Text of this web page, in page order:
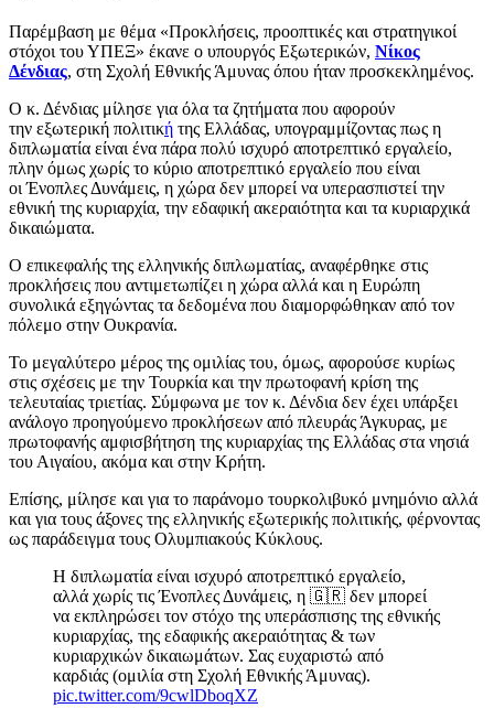
Παρέμβαση με θέμα «Προκλήσεις, προοπτικές και στρατηγικοί
στόχοι του ΥΠΕΞ» έκανε ο υπουργός Εξωτερικών, Νίκος
Δένδιας, στη Σχολή Εθνικής Άμυνας όπου ήταν προσκεκλημένος.
Ο κ. Δένδιας μίλησε για όλα τα ζητήματα που αφορούν
την εξωτερική πολιτική της Ελλάδας, υπογραμμίζοντας πως η
διπλωματία είναι ένα πάρα πολύ ισχυρό αποτρεπτικό εργαλείο,
πλην όμως χωρίς το κύριο αποτρεπτικό εργαλείο που είναι
οι Ένοπλες Δυνάμεις, η χώρα δεν μπορεί να υπερασπιστεί την
εθνική της κυριαρχία, την εδαφική ακεραιότητα και τα κυριαρχικά
δικαιώματα.
Ο επικεφαλής της ελληνικής διπλωματίας, αναφέρθηκε στις
προκλήσεις που αντιμετωπίζει η χώρα αλλά και η Ευρώπη
συνολικά εξηγώντας τα δεδομένα που διαμορφώθηκαν από τον
πόλεμο στην Ουκρανία.
Το μεγαλύτερο μέρος της ομιλίας του, όμως, αφορούσε κυρίως
στις σχέσεις με την Τουρκία και την πρωτοφανή κρίση της
τελευταίας τριετίας. Σύμφωνα με τον κ. Δένδια δεν έχει υπάρξει
ανάλογο προηγούμενο προκλήσεων από πλευράς Άγκυρας, με
πρωτοφανής αμφισβήτηση της κυριαρχίας της Ελλάδας στα νησιά
του Αιγαίου, ακόμα και στην Κρήτη.
Επίσης, μίλησε και για το παράνομο τουρκολιβυκό μνημόνιο αλλά
και για τους άξονες της ελληνικής εξωτερικής πολιτικής, φέρνοντας
ως παράδειγμα τους Ολυμπιακούς Κύκλους.
Η διπλωματία είναι ισχυρό αποτρεπτικό εργαλείο,
αλλά χωρίς τις Ένοπλες Δυνάμεις, η 🇬🇷 δεν μπορεί
να εκπληρώσει τον στόχο της υπεράσπισης της εθνικής
κυριαρχίας, της εδαφικής ακεραιότητας & των
κυριαρχικών δικαιωμάτων. Σας ευχαριστώ από
καρδιάς (ομιλία στη Σχολή Εθνικής Άμυνας).
pic.twitter.com/9cwlDboqXZ